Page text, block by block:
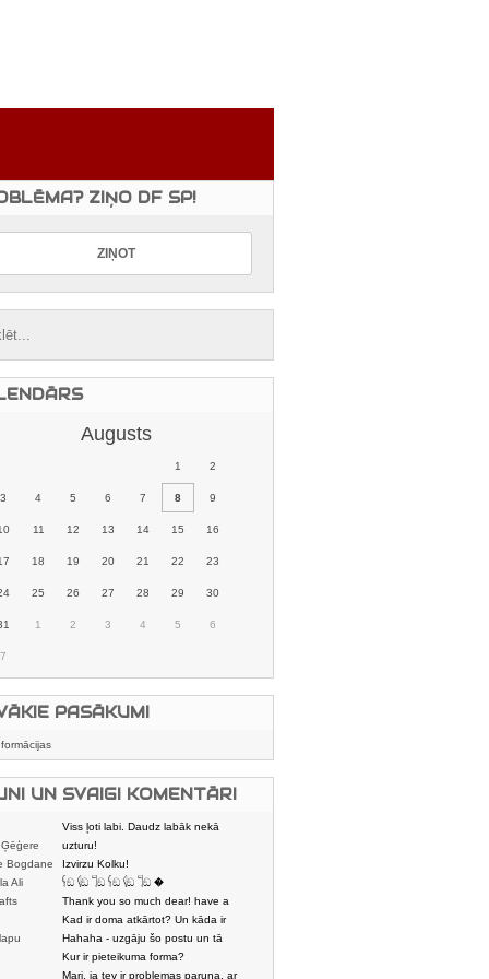
ZIŅO DF SP!
Augusts
1 2
3 4 5 6 7 8 9
11 12 13 14 15 16
18 19 20 21 22 23
25 26 27 28 29 30
1 2 3 4 5 6
7
PASĀKUMI
UN SVAIGI KOMENTĀRI
Viss ļoti labi. Daudz labāk nekā
karstmaizīšu
uzturu!
Bogdane
Izvirzu Kolku!
Ali
𓌜ඞ 𓌱ඞ 𓌏ඞ 𓌜ඞ 𓌱ඞ 𓌏ඞ �
Thank you so much dear! have a
nice day
Kad ir doma atkārtot? Un kāda ir
aptuvenā dalī
Hahaha - uzgāju šo postu un tā
sasmējos. Četr
Kur ir pieteikuma forma?
Mari, ja tev ir problemas paruna, ar